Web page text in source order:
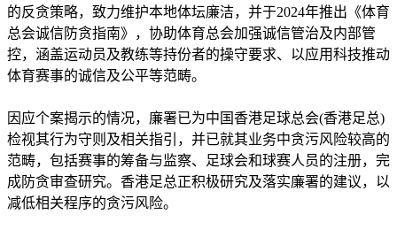
的反贪策略，致力维护本地体坛廉洁，并于2024年推出《体育
总会诚信防贪指南》，协助体育总会加强诚信管治及内部管
控，涵盖运动员及教练等持份者的操守要求、以应用科技推动
体育赛事的诚信及公平等范畴。
因应个案揭示的情况，廉署已为中国香港足球总会(香港足总)
检视其行为守则及相关指引，并已就其业务中贪污风险较高的
范畴，包括赛事的筹备与监察、足球会和球赛人员的注册，完
成防贪审查研究。香港足总正积极研究及落实廉署的建议，以
减低相关程序的贪污风险。